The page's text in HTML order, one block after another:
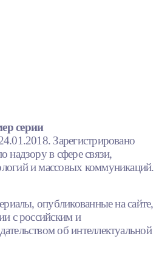
серии
Зарегистрировано
надзору в сфере связи,
и массовых коммуникаций.
опубликованные на сайте,
с российским и
об интеллектуальной